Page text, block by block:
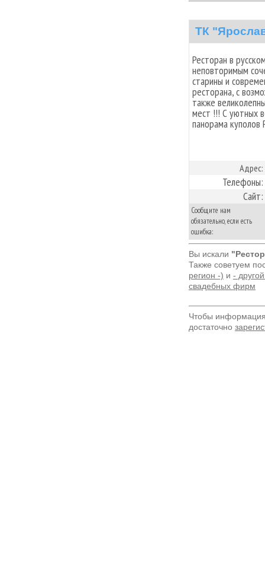
ТК
Ресторан в
неповторимым
старины и
ресторана, с
также
мест !!! С уютных
панорама куполов
Адрес:
Телефоны:
Сайт:
Сообщите нам
обязательно, если есть
ошибка:
Вы искали
Также советуем
регион -) и -
свадебных фирм
Чтобы
достаточно